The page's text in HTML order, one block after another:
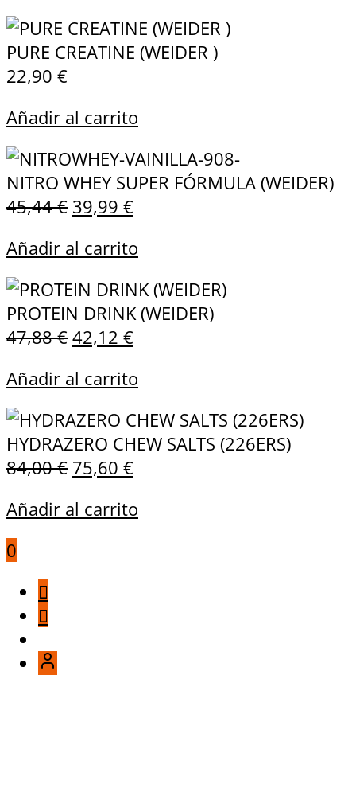
PURE CREATINE (WEIDER )
22,90 €
Añadir al carrito
NITRO WHEY SUPER FÓRMULA (WEIDER)
45,44€ 39,99 €
Añadir al carrito
PROTEIN DRINK (WEIDER)
47,88€ 42,12 €
Añadir al carrito
HYDRAZERO CHEW SALTS (226ERS)
84,00€ 75,60 €
Añadir al carrito
0